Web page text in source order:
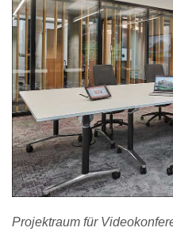
Projektraum für